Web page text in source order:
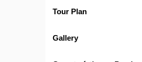
Tour Plan
Gallery